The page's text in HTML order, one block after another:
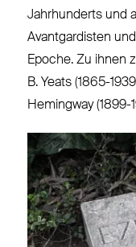
Jahrhunderts und
Avantgardisten
Epoche. Zu ihnen
B. Yeats (1865-
Hemingway (1899-